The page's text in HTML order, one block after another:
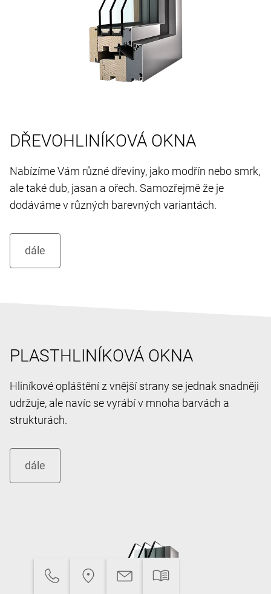
DŘEVOHLINÍKOVÁ OKNA
Nabízíme Vám různé dřeviny, jako modřín nebo smrk,
ale také dub, jasan a ořech. Samozřejmě že je
dodáváme v různých barevných variantách.
PLASTHLINÍKOVÁ OKNA
Hliníkové opláštění z vnější strany se jednak snadněji
udržuje, ale navíc se vyrábí v mnoha barvách a
strukturách.